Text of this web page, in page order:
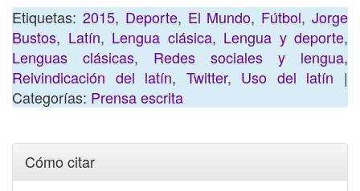
Etiquetas: 2015, Deporte, El Mundo, Fútbol,Jorge
Bustos, Latín, Lengua clásica, Lengua y deporte,
Lenguas clásicas, Redes sociales y lengua,
Reivindicación del latín, Twitter, Uso del latín |
Categorías: Prensa escrita
Cómo citar